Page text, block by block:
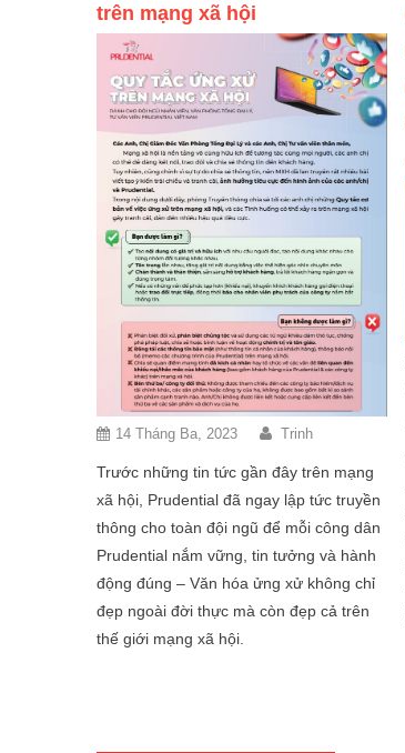
trên mạng xã hội
14 Tháng Ba, 2023 Trinh
Trước những tin tức gần đây trên mạng
xã hội, Prudential đã ngay lập tức truyền
thông cho toàn đội ngũ để mỗi công dân
Prudential nắm vững, tin tưởng và hành
động đúng – Văn hóa ửng xử không chỉ
đẹp ngoài đời thực mà còn đẹp cả trên
thế giới mạng xã hội.